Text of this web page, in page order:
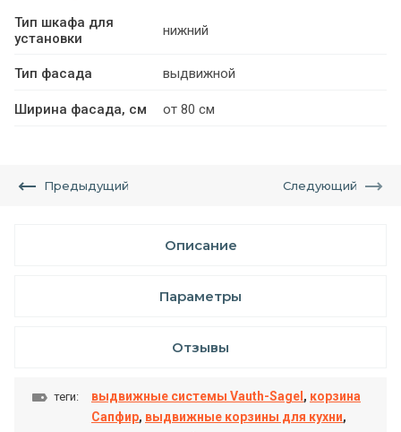
Тип шкафа для
установки
нижний
Тип фасада выдвижной
Ширина фасада, см от 80 см
Предыдущий Следующий
Описание
Параметры
Отзывы
теги: выдвижные системы Vauth-Sagel , корзина
Сапфир, выдвижные корзины для кухни,